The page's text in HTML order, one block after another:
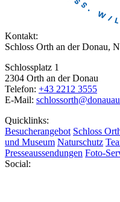
Kontakt:
Schloss Orth an der Donau,
Schlossplatz 1
2304 Orth an der Donau
Telefon: +43 2212 3555
E-Mail:
Quicklinks:
Besucherangebot Schloss
und Museum Naturschutz
Presseaussendungen Foto-
Social: